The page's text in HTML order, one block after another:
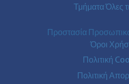
Τμήματα Όλες
Προστασία
Όροι
Πολιτική
Πολιτική